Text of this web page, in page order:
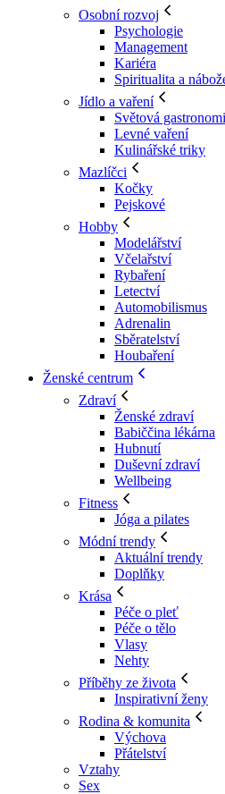
Osobní rozvoj
Psychologie
Management
Kariéra
Spiritualita a
Jídlo a vaření
Světová
Levné vaření
Kulinářské triky
Mazlíčci
Kočky
Pejskové
Hobby
Modelářství
Včelařství
Rybaření
Letectví
Automobilismus
Adrenalin
Sběratelství
Houbaření
Ženské centrum
Zdraví
Ženské zdraví
Babiččina lékárna
Hubnutí
Duševní zdraví
Wellbeing
Fitness
Jóga a pilates
Módní trendy
Aktuální trendy
Doplňky
Krása
Péče o pleť
Péče o tělo
Vlasy
Nehty
Příběhy ze života
Inspirativní ženy
Rodina & komunita
Výchova
Přátelství
Vztahy
Sex